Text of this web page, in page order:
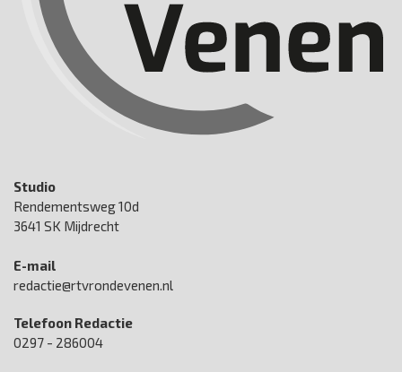
Studio
Rendementsweg 10d
3641 SK Mijdrecht
E-mail
redactie@rtvrondevenen.nl
Telefoon Redactie
0297 - 286004